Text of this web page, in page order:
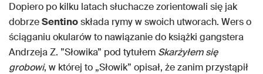
Dopiero po kilku latach słuchacze zorientowali się jak
dobrzeSentinoskłada rymy w swoich utworach. Wers o
ściąganiu okularów to nawiązanie do książki gangstera
Andrzeja Z. ”Słowika” pod tytułem Skarżyłem się
grobowi, w której to „Słowik” opisał, że zanim przystąpił